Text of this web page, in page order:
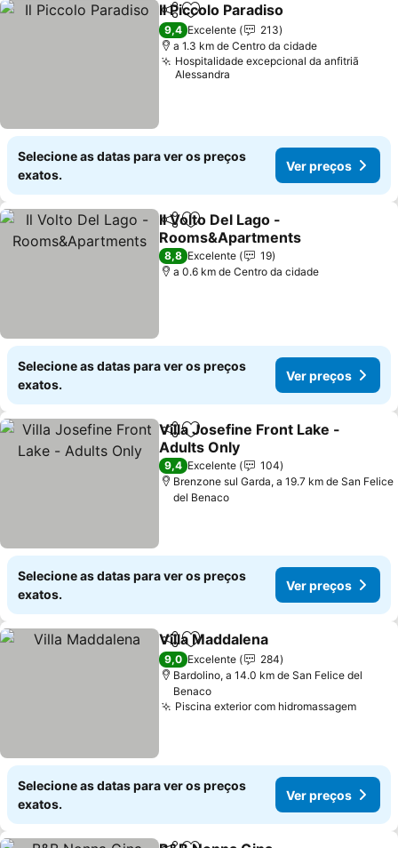
PartilharAdicionar aos favoritos
Il Piccolo Paradiso
9,4 Excelente
213
a 1.3 km de Centro da cidade
Hospitalidade excepcional da anfitriã
Alessandra
Selecione as datas para ver os preços
exatos.
Ver preços
PartilharAdicionar aos favoritos
Il Volto Del Lago -
Rooms&Apartments
8,8 Excelente
19
a 0.6 km de Centro da cidade
Selecione as datas para ver os preços
exatos.
Ver preços
PartilharAdicionar aos favoritos
Villa Josefine Front Lake -
Adults Only
9,4 Excelente
104
Brenzone sul Garda, a 19.7 km de San Felice
del Benaco
Selecione as datas para ver os preços
exatos.
Ver preços
PartilharAdicionar aos favoritos
Villa Maddalena
9,0 Excelente
284
Bardolino, a 14.0 km de San Felice del
Benaco
Piscina exterior com hidromassagem
Selecione as datas para ver os preços
exatos.
Ver preços